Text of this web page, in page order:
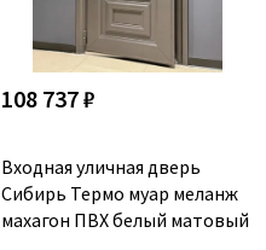
108 737 ₽
Входная уличная дверь
Сибирь Термо муар меланж
махагон ПВХ белый матовый